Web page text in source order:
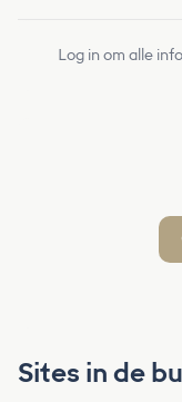
Log in om alle
Sites in de